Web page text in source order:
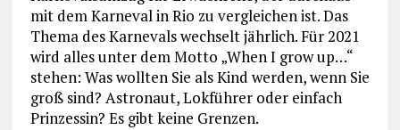
mit dem Karneval in Rio zu vergleichen ist. Das
Thema des Karnevals wechselt jährlich. Für 2021
wird alles unter dem Motto „When I grow up…“
stehen: Was wollten Sie als Kind werden, wenn Sie
groß sind? Astronaut, Lokführer oder einfach
Prinzessin? Es gibt keine Grenzen.